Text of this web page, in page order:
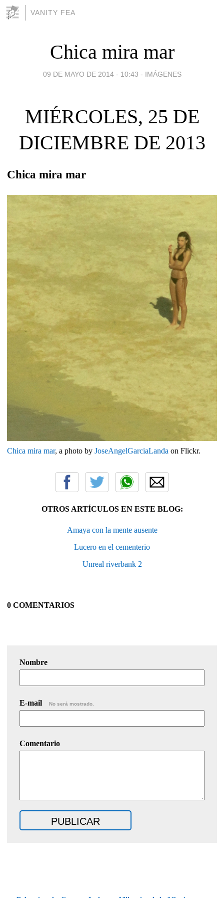
VANITY FEA
Chica mira mar
09 DE MAYO DE 2014 - 10:43 - IMÁGENES
MIÉRCOLES, 25 DE
DICIEMBRE DE 2013
Chica mira mar
Chica mira mar, a photo by JoseAngelGarciaLanda on Flickr.
OTROS ARTÍCULOS EN ESTE BLOG:
Amaya con la mente ausente
Lucero en el cementerio
Unreal riverbank 2
0 COMENTARIOS
Nombre
E-mail No será mostrado.
Comentario